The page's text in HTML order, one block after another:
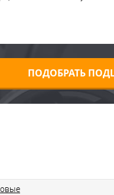
ПОДОБРАТЬ